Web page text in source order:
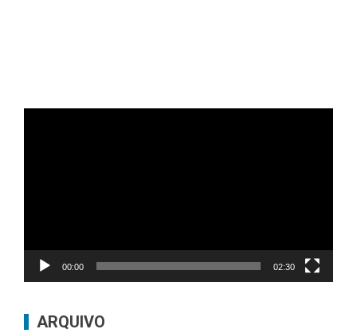
00:00 02:30
ARQUIVO